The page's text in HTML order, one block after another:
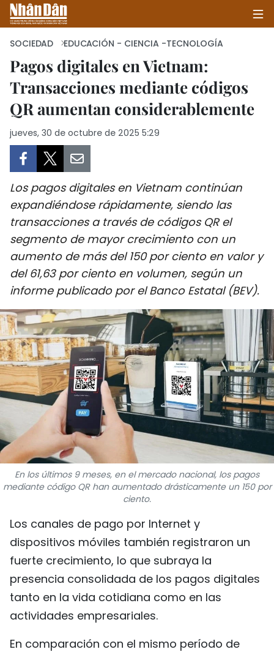
INICIO
POLÍTICA
SALUD - MEDIO AMBIENTE
CULTURA - ENTRETENIMIENTO
INTERNACIONAL
DEPORTES
VIAJES
PUENTE DE AMISTAD
HISTORIAS MULTIMEDIA
FOTOGRAFÍA
¿QUIÉNES SOMOS?
TIẾNG VIỆT
ENGLISH
中文
FRANÇAIS
РУССКИЙ
SOCIEDAD EDUCACIÓN - CIENCIA -TECNOLOGÍA
Pagos digitales en Vietnam:
Transacciones mediante códigos
QR aumentan considerablemente
jueves, 30 de octubre de 2025 5:29
Los pagos digitales en Vietnam continúan
expandiéndose rápidamente, siendo las
transacciones a través de códigos QR el
segmento de mayor crecimiento con un
aumento de más del 150 por ciento en valor y
del 61,63 por ciento en volumen, según un
informe publicado por el Banco Estatal (BEV).
En los últimos 9 meses, en el mercado nacional, los pagos
mediante código QR han aumentado drásticamente un 150 por
ciento.
Los canales de pago por Internet y
dispositivos móviles también registraron un
fuerte crecimiento, lo que subraya la
presencia consolidada de los pagos digitales
tanto en la vida cotidiana como en las
actividades empresariales.
En comparación con el mismo período de